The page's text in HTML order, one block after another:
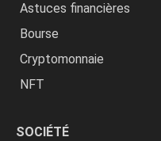
Astuces financières
Bourse
Cryptomonnaie
NFT
SOCIÉTÉ